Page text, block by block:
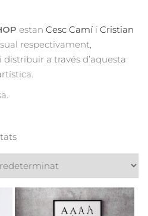
estan Cesc Camí i Cristian
respectivament,
a través d’aquesta